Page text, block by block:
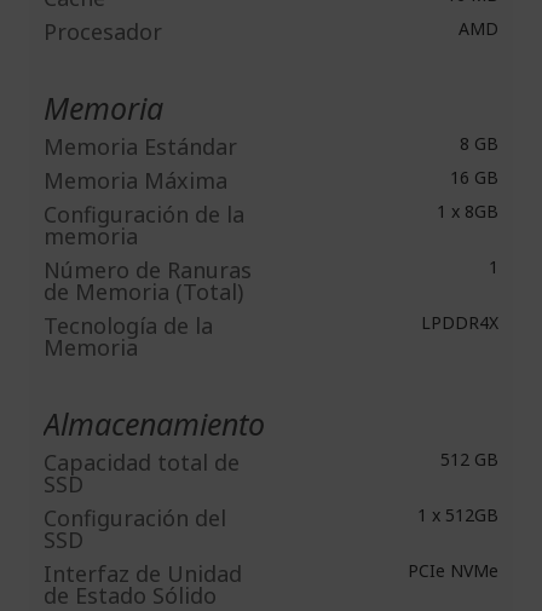
Procesador AMD
Memoria
Memoria Estándar 8 GB
Memoria Máxima 16 GB
Configuración de la
memoria
1 x 8GB
Número de Ranuras
de Memoria (Total)
1
Tecnología de la
Memoria
LPDDR4X
Almacenamiento
Capacidad total de
SSD
512 GB
Configuración del
SSD
1 x 512GB
Interfaz de Unidad
de Estado Sólido
PCIe NVMe